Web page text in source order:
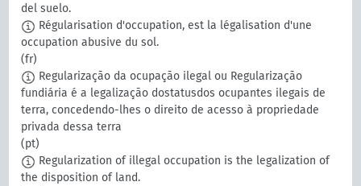
del suelo.
Régularisation d'occupation, est la légalisation d'une
occupation abusive du sol.
(fr)
Regularização da ocupação ilegal ou Regularização
fundiária é a legalização dostatusdos ocupantes ilegais de
terra, concedendo-lhes o direito de acesso à propriedade
privada dessa terra
(pt)
Regularization of illegal occupation is the legalization of
the disposition of land.